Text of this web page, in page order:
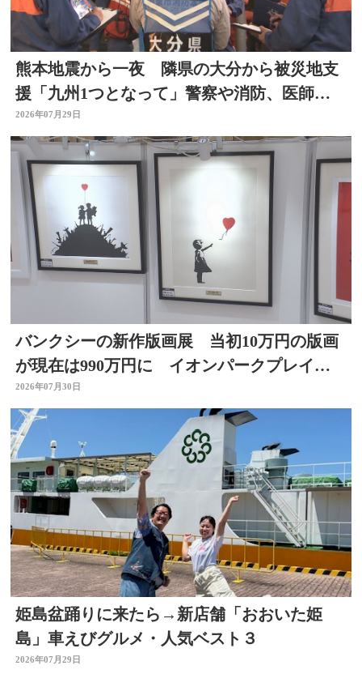
熊本地震から一夜 隣県の大分から被災地支
援「九州1つとなって」警察や消防、医師、
看護師、水道局など
2026年07月29日
バンクシーの新作版画展 当初10万円の版画
が現在は990万円に イオンパークプレイス
大分店で開催中
2026年07月30日
姫島盆踊りに来たら→新店舗「おおいた姫
島」車えびグルメ・人気ベスト３
2026年07月29日